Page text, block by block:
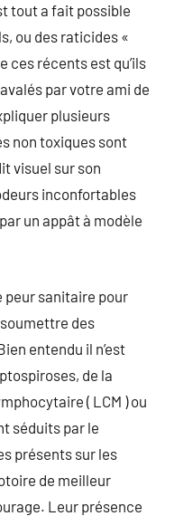
tout a fait possible
ou des raticides «
ces récents est qu’ils
par votre ami de
plusieurs
non toxiques sont
visuel sur son
inconfortables
un appât à modèle
sanitaire pour
des
entendu il n’est
de la
( LCM ) ou
séduits par le
présents sur les
de meilleur
Leur présence